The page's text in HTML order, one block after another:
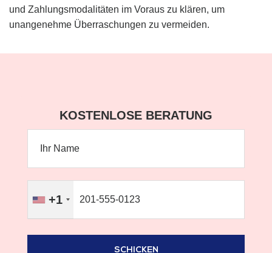
und Zahlungsmodalitäten im Voraus zu klären, um
unangenehme Überraschungen zu vermeiden.
KOSTENLOSE BERATUNG
+1